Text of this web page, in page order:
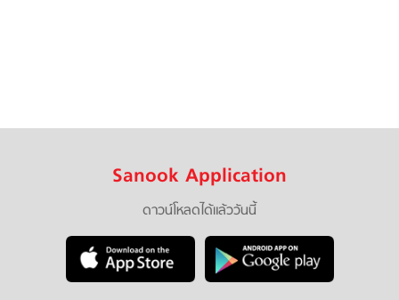
Sanook Application
ดาวน์โหลดได้แล้ววันนี้